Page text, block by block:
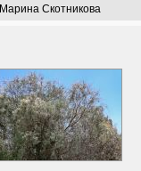
Марина Скотникова